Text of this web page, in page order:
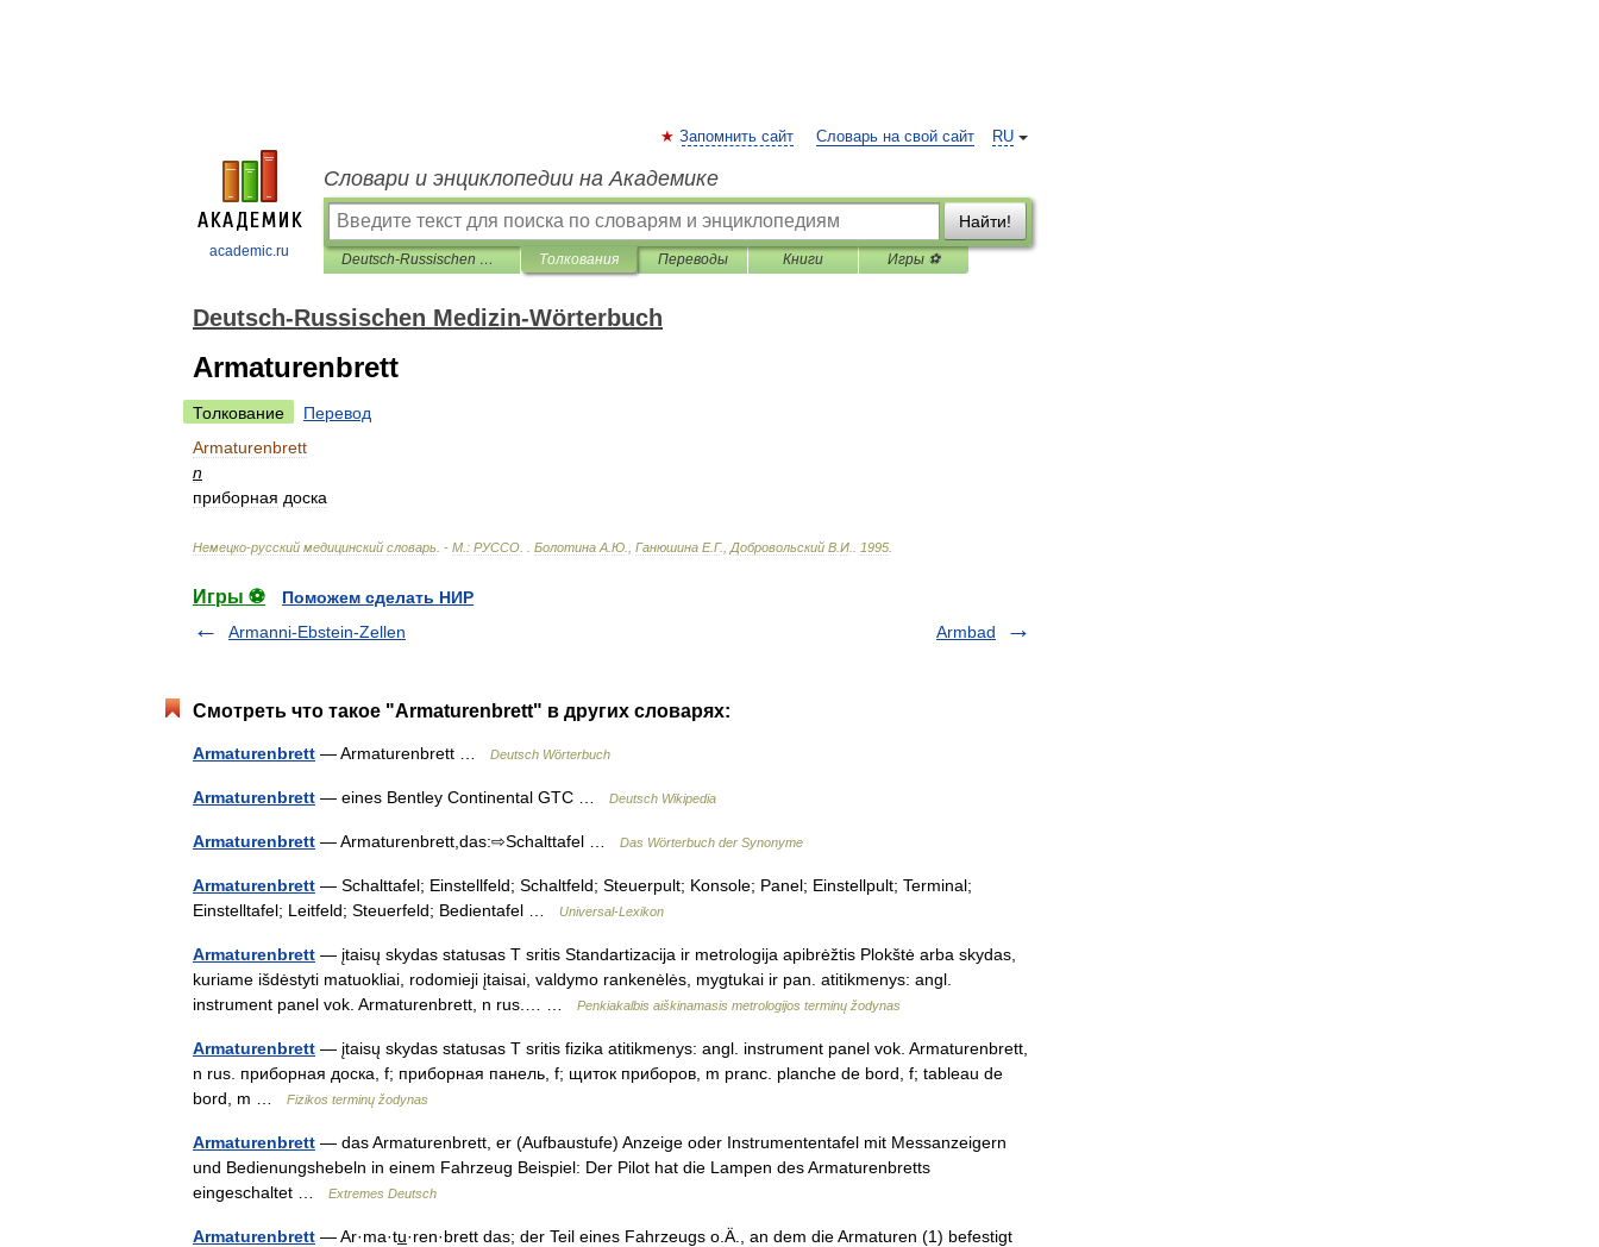
academic.ru
RU
Запомнить сайт Словарь на свой сайт
Словари и энциклопедии на Академике
Найти!
Deutsch-Russischen Medizin-Wörterbuch Толкования Переводы Книги Игры ⚽
Deutsch-Russischen Medizin-Wörterbuch
Armaturenbrett
Толкование
Перевод
Armaturenbrett
n
приборная доска
Немецко-русский медицинский словарь . - М : РУССО Болотина А Ю Ганюшина Е.Г., Добровольский В И 1995
Игры ⚽
Поможем сделать НИР
Armanni-Ebstein-Zellen
Armbad
Смотреть что такое "Armaturenbrett" в других словарях:
Armaturenbrett — Armaturenbrett … Deutsch Wörterbuch
Armaturenbrett — eines Bentley Continental GTC … Deutsch Wikipedia
Armaturenbrett — Armaturenbrett,das:⇨Schalttafel … Das Wörterbuch der Synonyme
Armaturenbrett — Schalttafel; Einstellfeld; Schaltfeld; Steuerpult; Konsole; Panel; Einstellpult; Terminal;
Einstelltafel; Leitfeld; Steuerfeld; Bedientafel …
Universal-Lexikon
Armaturenbrett — įtaisų skydas statusas T sritis Standartizacija ir metrologija apibrėžtis Plokštė arba skydas,
kuriame išdėstyti matuokliai, rodomieji įtaisai, valdymo rankenėlės, mygtukai ir pan. atitikmenys: angl.
instrument panel vok. Armaturenbrett, n rus.… …
Penkiakalbis aiškinamasis metrologijos terminų žodynas
Armaturenbrett — įtaisų skydas statusas T sritis fizika atitikmenys: angl. instrument panel vok. Armaturenbrett,
n rus. приборная доска, f; приборная панель, f; щиток приборов, m pranc. planche de bord, f; tableau de
bord, m …
Fizikos terminų žodynas
Armaturenbrett — das Armaturenbrett, er (Aufbaustufe) Anzeige oder Instrumententafel mit Messanzeigern
und Bedienungshebeln in einem Fahrzeug Beispiel: Der Pilot hat die Lampen des Armaturenbretts
eingeschaltet …
Extremes Deutsch
Armaturenbrett — Ar·ma·tu̲·ren·brett das; der Teil eines Fahrzeugs o.Ä., an dem die Armaturen (1) befestigt